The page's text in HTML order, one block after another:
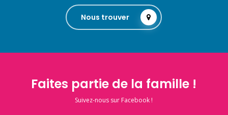
Nous trouver
Faites partie de la famille !
Suivez-nous sur Facebook !